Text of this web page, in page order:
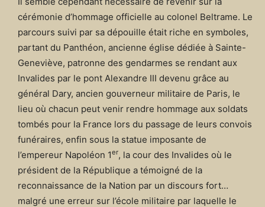
cérémonie d’hommage officielle au colonel Beltrame. Le
parcours suivi par sa dépouille était riche en symboles,
partant du Panthéon, ancienne église dédiée à Sainte-
Geneviève, patronne des gendarmes se rendant aux
Invalides par le pont Alexandre III devenu grâce au
général Dary, ancien gouverneur militaire de Paris, le
lieu où chacun peut venir rendre hommage aux soldats
tombés pour la France lors du passage de leurs convois
funéraires, enfin sous la statue imposante de
l’empereur Napoléon 1er, la cour des Invalides où le
président de la République a témoigné de la
reconnaissance de la Nation par un discours fort…
malgré une erreur sur l’école militaire par laquelle le